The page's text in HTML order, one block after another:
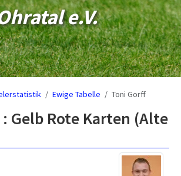
e.V.
Ewige Tabelle Toni Gorff
Gelb Rote Karten (Alte